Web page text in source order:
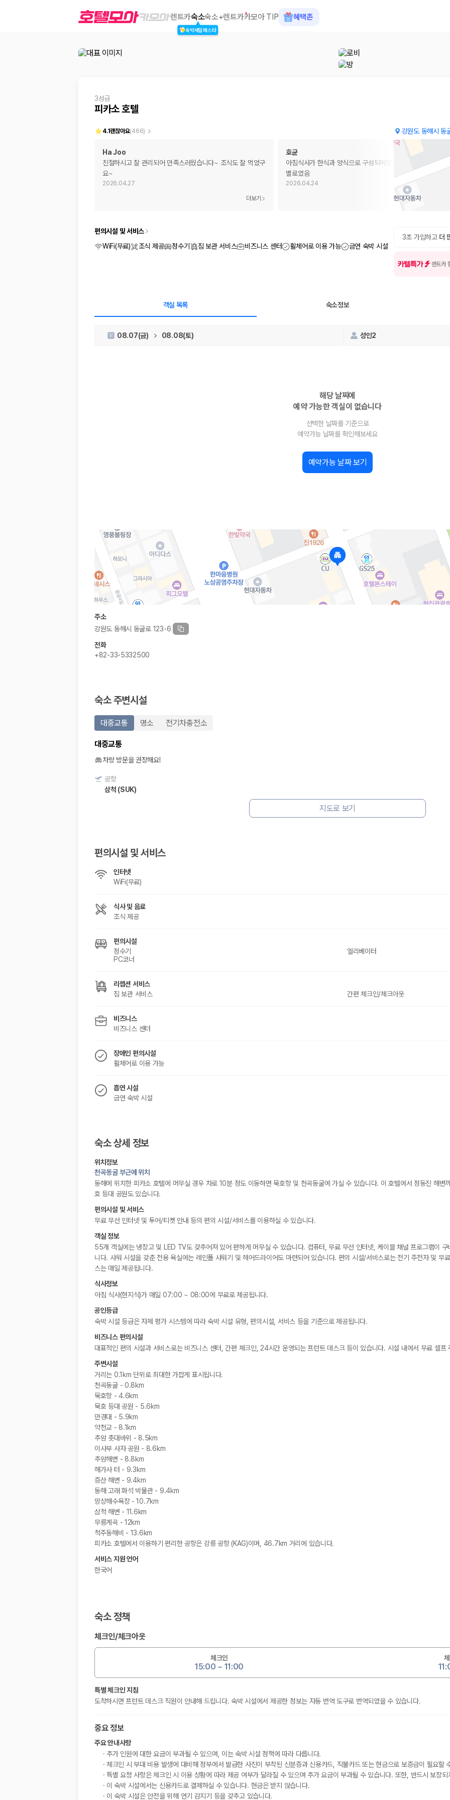
제주렌트카 가격비교는 카모아에서 한 번에
제주도 렌트카는 업체마다 차량 가격, 보험 조건, 면책금, 보상 한도, 인수 장소, 취소 규정이 다릅니다. 카모아는 여러 제주 렌트카 업체의 조건을 한
경차, 소형, 준중형, 중형, SUV, 승합차 등 여행 인원에 맞는 차종별 가격을 비교합니다.
일반자차, 완전자차, 슈퍼자차의 면책금과 보상 한도를 비교합니다.
제주공항 인수 조건 비교:셔틀 이동, 인수 위치, 반납 편의성을 함께 확인합니다.
1. 단순 최저가가 아니라 실제 결제 조건을 비교하세요
제주렌트카 최저가는 차량 기본요금만으로 판단하기 어렵습니다. 보험 포함 여부, 면책금, 보상 한도, 옵션 비용, 취소 수수료를 함께 확인해야 실제로
혼자 또는 2인 여행에 적합하며 제주 렌트카 최저가를 찾는 사용자가 가장 먼저 비교하는 차종입니다.
단체 여행이나 4인 이상 가족 여행에 적합하며 인원수, 짐 공간, 보험 조건을 함께 확인해야 합니다.
제주렌트카 보험까지 비교해야 진짜 가격비교입니다
동일한 차량이라도 보험 조건에 따라 실제 부담 금액이 달라질 수 있습니다. 카모아는 제주 렌트카 가격뿐 아니라 일반자차, 완전자차, 슈퍼자차 조건
사고 발생 시 일정 금액의 면책금이 발생할 수 있습니다.
보상 한도 내에서 면책금 부담이 줄어드는 보험 조건입니다.
2000만 고객이 선택한 렌트카 가격비교 플랫폼
카모아는 제주렌트카부터 국내·해외 렌트카까지 비교할 수 있는 렌트카 가격비교 플랫폼입니다.
제주렌트카 가격비교 자주 묻는 질문
Q. 제주렌트카 가격비교는 카모아에서 어떻게 하나요?
A. 대여일, 반납일, 인수 지역을 선택하면 제주도 렌트카 업체별 가격, 차종, 보험 조건, 예약 가능 차량을 한 번에 비교할 수 있습니다.
제주렌트카 가격비교 주요 링크
제주도 렌트카 실시간 최저가 가격비교
렌트카숙소
숙박세일페스타
숙소+렌트카카모아 TIP 혜택존
3성급
피카소 호텔
강원도 동해시 동
4.1괜찮아요(466)
Ha Joo
친절하시고 잘 관리되어 만족스러웠습니다~ 조식도 잘 먹었구
요~
2026.04.27
더보기
호균
아침식사가 한식과 양식으로 구성되어있어 기대를 했으나 영
별로였음
2026.04.24
3초 가입하고 더
카텔특가 렌트카
편의시설 및 서비스
WiFi(무료)
조식 제공 정수기 짐 보관 서비스 비즈니스 센터 휠체어로 이용 가능 금연 숙박 시설
객실 목록 숙소정보
08.07(금) 08.08(토) 성인2
해당 날짜에
예약 가능한 객실이 없습니다
선택한 날짜를 기준으로
예약가능 날짜를 확인해보세요
예약가능 날짜 보기
주소
강원도 동해시 동굴로 123-6
전화
+82-33-5332500
숙소 주변시설
대중교통 명소 전기차충전소
대중교통
차량 방문을 권장해요!
공항
삼척 (SUK)
지도로 보기
편의시설 및 서비스
인터넷
WiFi(무료)
식사 및 음료
조식 제공
편의시설
정수기
엘리베이터
PC코너
리셉션 서비스
짐 보관 서비스
간편 체크인/체크아웃
비즈니스
비즈니스 센터
장애인 편의시설
휠체어로 이용 가능
흡연 시설
금연 숙박 시설
숙소 상세 정보
위치정보
천곡동굴 부근에 위치
동해에 위치한 피카소 호텔에 머무실 경우 차로 10분 정도 이동하면 묵호항 및 천곡동굴에 가실 수 있습니다. 이 호텔에서 정동진 해
호 등대 공원도 있습니다.
편의시설 및 서비스
무료 무선 인터넷 및 투어/티켓 안내 등의 편의 시설/서비스를 이용하실 수 있습니다.
객실 정보
55개 객실에는 냉장고 및 LED TV도 갖추어져 있어 편하게 머무실 수 있습니다. 컴퓨터, 무료 무선 인터넷, 케이블 채널 프로그램이
니다. 샤워 시설을 갖춘 전용 욕실에는 레인폴 샤워기 및 헤어드라이어도 마련되어 있습니다. 편의 시설/서비스로는 전기 주전자 및 무
스는 매일 제공됩니다.
식사정보
아침 식사(현지식)가 매일 07:00 ~ 08:00에 무료로 제공됩니다.
공인등급
숙박 시설 등급은 자체 평가 시스템에 따라 숙박 시설 유형, 편의시설, 서비스 등을 기준으로 제공됩니다.
비즈니스 편의시설
대표적인 편의 시설과 서비스로는 비즈니스 센터, 간편 체크인, 24시간 운영되는 프런트 데스크 등이 있습니다. 시설 내에서 무료 셀프
주변시설
거리는 0.1km 단위로 최대한 가깝게 표시됩니다.
천곡동굴 - 0.8km
묵호항 - 4.6km
묵호 등대 공원 - 5.6km
만경대 - 5.9km
약천교 - 8.1km
추암 촛대바위 - 8.5km
이사부 사자 공원 - 8.6km
추암해변 - 8.8km
해가사 터 - 9.3km
증산 해변 - 9.4km
동해 고래 화석 박물관 - 9.4km
망상해수욕장 - 10.7km
삼척 해변 - 11.6km
무릉계곡 - 12km
척주동해비 - 13.6km
피카소 호텔에서 이용하기 편리한 공항은 강릉 공항 (KAG)이며, 46.7km 거리에 있습니다.
서비스 지원 언어
한국어
숙소 정책
체크인/체크아웃
체크인
15:00 ~ 11:00
특별 체크인 지침
도착하시면 프런트 데스크 직원이 안내해 드립니다. 숙박 시설에서 제공한 정보는 자동 번역 도구로 번역되었을 수 있습니다.
중요 정보
주요 안내사항
추가 인원에 대한 요금이 부과될 수 있으며, 이는 숙박 시설 정책에 따라 다릅니다.
체크인 시 부대 비용 발생에 대비해 정부에서 발급한 사진이 부착된 신분증과 신용카드, 직불카드 또는 현금으로 보증금이 필요할
특별 요청 사항은 체크인 시 이용 상황에 따라 제공 여부가 달라질 수 있으며 추가 요금이 부과될 수 있습니다. 또한, 반드시 보장되
이 숙박 시설에서는 신용카드로 결제하실 수 있습니다. 현금은 받지 않습니다.
이 숙박 시설은 안전을 위해 연기 감지기 등을 갖추고 있습니다.